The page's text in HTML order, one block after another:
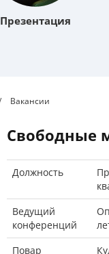
Презентация
Вакансии
Свободные
Должность
Ведущий
конференций
Повар